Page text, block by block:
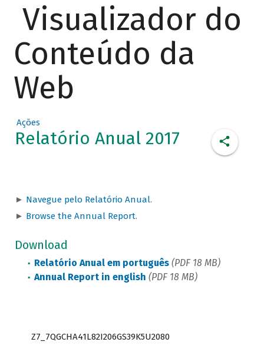
Visualizador do
Conteúdo da
Web
Ações
Relatório Anual 2017
► Navegue pelo Relatório Anual.
► Browse the Annual Report.
Download
Relatório Anual em português (PDF 18 MB)
Annual Report in english (PDF 18 MB)
Z7_7QGCHA41L82I206GS39K5U2080